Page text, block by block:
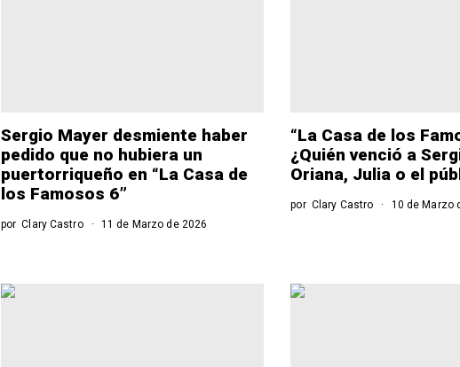
Sergio Mayer desmiente haber
pedido que no hubiera un
puertorriqueño en “La Casa de
los Famosos 6”
porClary Castro 11 de Marzo de 2026
“La Casa de los
¿Quién venció a
Oriana, Julia o el
por Clary Castro 10 de Marzo